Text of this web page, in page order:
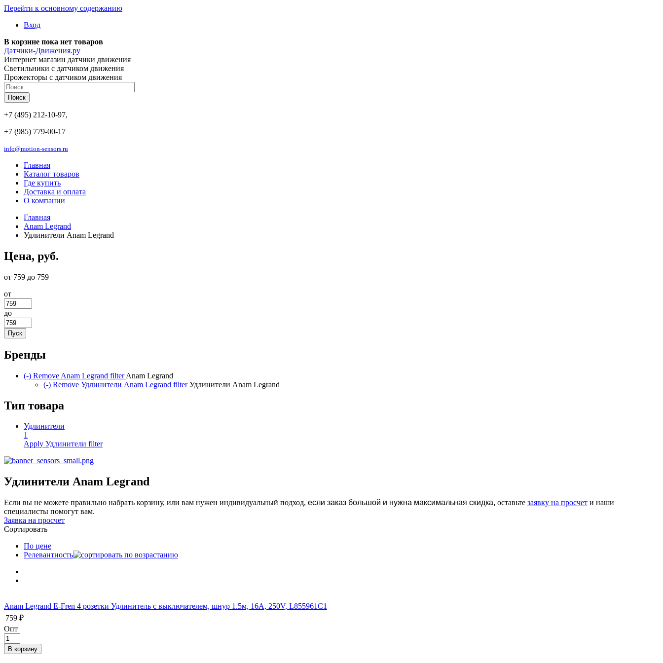
Перейти к основному содержанию
Вход
В корзине пока нет товаров
Датчики-Движения.ру
Интернет магазин датчики движения
Светильники с датчиком движения
Прожекторы с датчиком движения
+7 (495) 212-10-97,
+7 (985) 779-00-17
info@motion-sensors.ru
Главная
Каталог товаров
Где купить
Доставка и оплата
О компании
Главная
Anam Legrand
Удлинители Anam Legrand
Цена, руб.
от 759 до 759
от
до
Бренды
(-) Remove Anam Legrand filterAnam Legrand
(-) Remove Удлинители Anam Legrand filterУдлинители Anam Legrand
Тип товара
Удлинители
1
Apply Удлинители filter
Удлинители Anam Legrand
Если вы не можете правильно набрать корзину, или вам нужен индивидуальный подход, если заказ большой и нужна максимальная скидка, оставьте заявку на просчет и наши
специалисты помогут вам.
Заявка на просчет
Сортировать
По цене
Релевантность
Anam Legrand E-Fren 4 розетки Удлинитель с выключателем, шнур 1.5м, 16A, 250V, L855961C1
759 ₽
Опт